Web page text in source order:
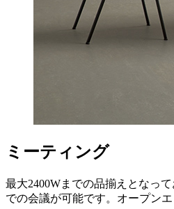
ミーティング
最大2400Wまでの品揃えとなっ
での会議が可能です。オープンエ